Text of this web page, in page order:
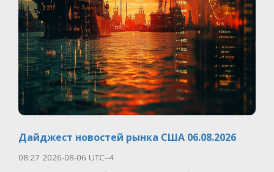
Дайджест новостей рынка США 06.08.2026
08:27 2026-08-06 UTC--4